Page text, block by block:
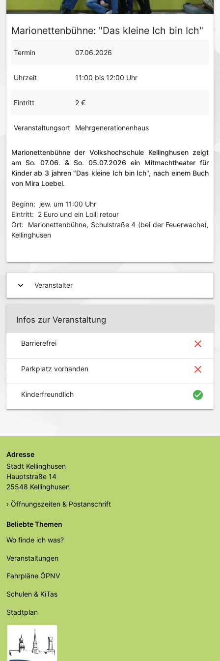
Marionettenbühne: "Das kleine Ich bin Ich"
Termin 07.06.2026
Uhrzeit 11:00 bis 12:00 Uhr
Eintritt 2 €
Veranstaltungsort Mehrgenerationenhaus
Marionettenbühne der Volkshochschule Kellinghusen zeigt
am So. 07.06. & So. 05.07.2026 ein Mitmachtheater für
Kinder ab 3 jahren "Das kleine Ich bin Ich", nach einem Buch
von Mira Loebel.
Beginn: jew. um 11:00 Uhr
Eintritt: 2 Euro und ein Lolli retour
Ort: Marionettenbühne, Schulstraße 4 (bei der Feuerwache),
Kellinghusen
expand_more Veranstalter
Infos zur Veranstaltung
Barrierefrei close
Parkplatz vorhanden close
Kinderfreundlich check_circle
Adresse
Stadt Kellinghusen
Hauptstraße 14
25548 Kellinghusen
› Öffnungszeiten & Postanschrift
Beliebte Themen
Wo finde ich was?
Veranstaltungen
Fahrpläne ÖPNV
Schulen & KiTas
Stadtplan